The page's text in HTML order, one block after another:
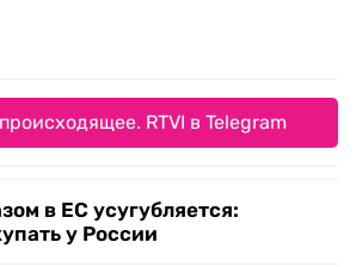
RTVI в Telegram
в ЕС усугубляется:
у России